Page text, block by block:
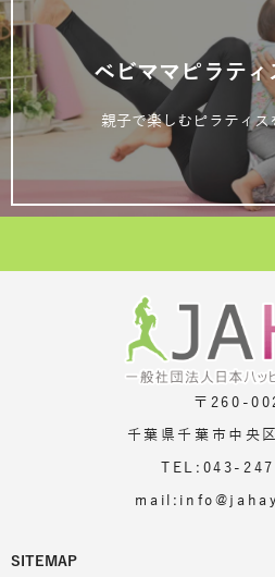
ベビママピラテ
親子で楽しむピラティス
〒260-
千葉県千葉市中央
TEL:043-
SITEMAP